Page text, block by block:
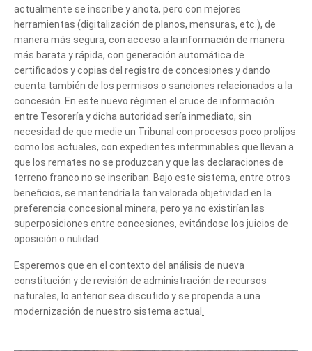
Cuéntanos, ¿Cómo
actualmente se inscribe y anota, pero con mejores
herramientas (digitalización de planos, mensuras, etc.), de
manera más segura, con acceso a la información de manera
más barata y rápida, con generación automática de
certificados y copias del registro de concesiones y dando
cuenta también de los permisos o sanciones relacionados a la
concesión. En este nuevo régimen el cruce de información
entre Tesorería y dicha autoridad sería inmediato, sin
necesidad de que medie un Tribunal con procesos poco prolijos
como los actuales, con expedientes interminables que llevan a
que los remates no se produzcan y que las declaraciones de
terreno franco no se inscriban. Bajo este sistema, entre otros
beneficios, se mantendría la tan valorada objetividad en la
preferencia concesional minera, pero ya no existirían las
superposiciones entre concesiones, evitándose los juicios de
oposición o nulidad.
Esperemos que en el contexto del análisis de nueva
constitución y de revisión de administración de recursos
naturales, lo anterior sea discutido y se propenda a una
modernización de nuestro sistema actual